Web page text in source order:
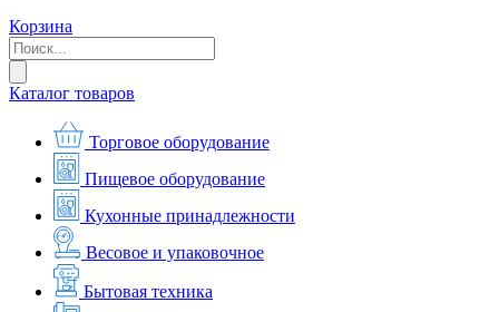
Корзина
Каталог товаров
Торговое оборудование
Пищевое оборудование
Кухонные принадлежности
Весовое и упаковочное
Бытовая техника